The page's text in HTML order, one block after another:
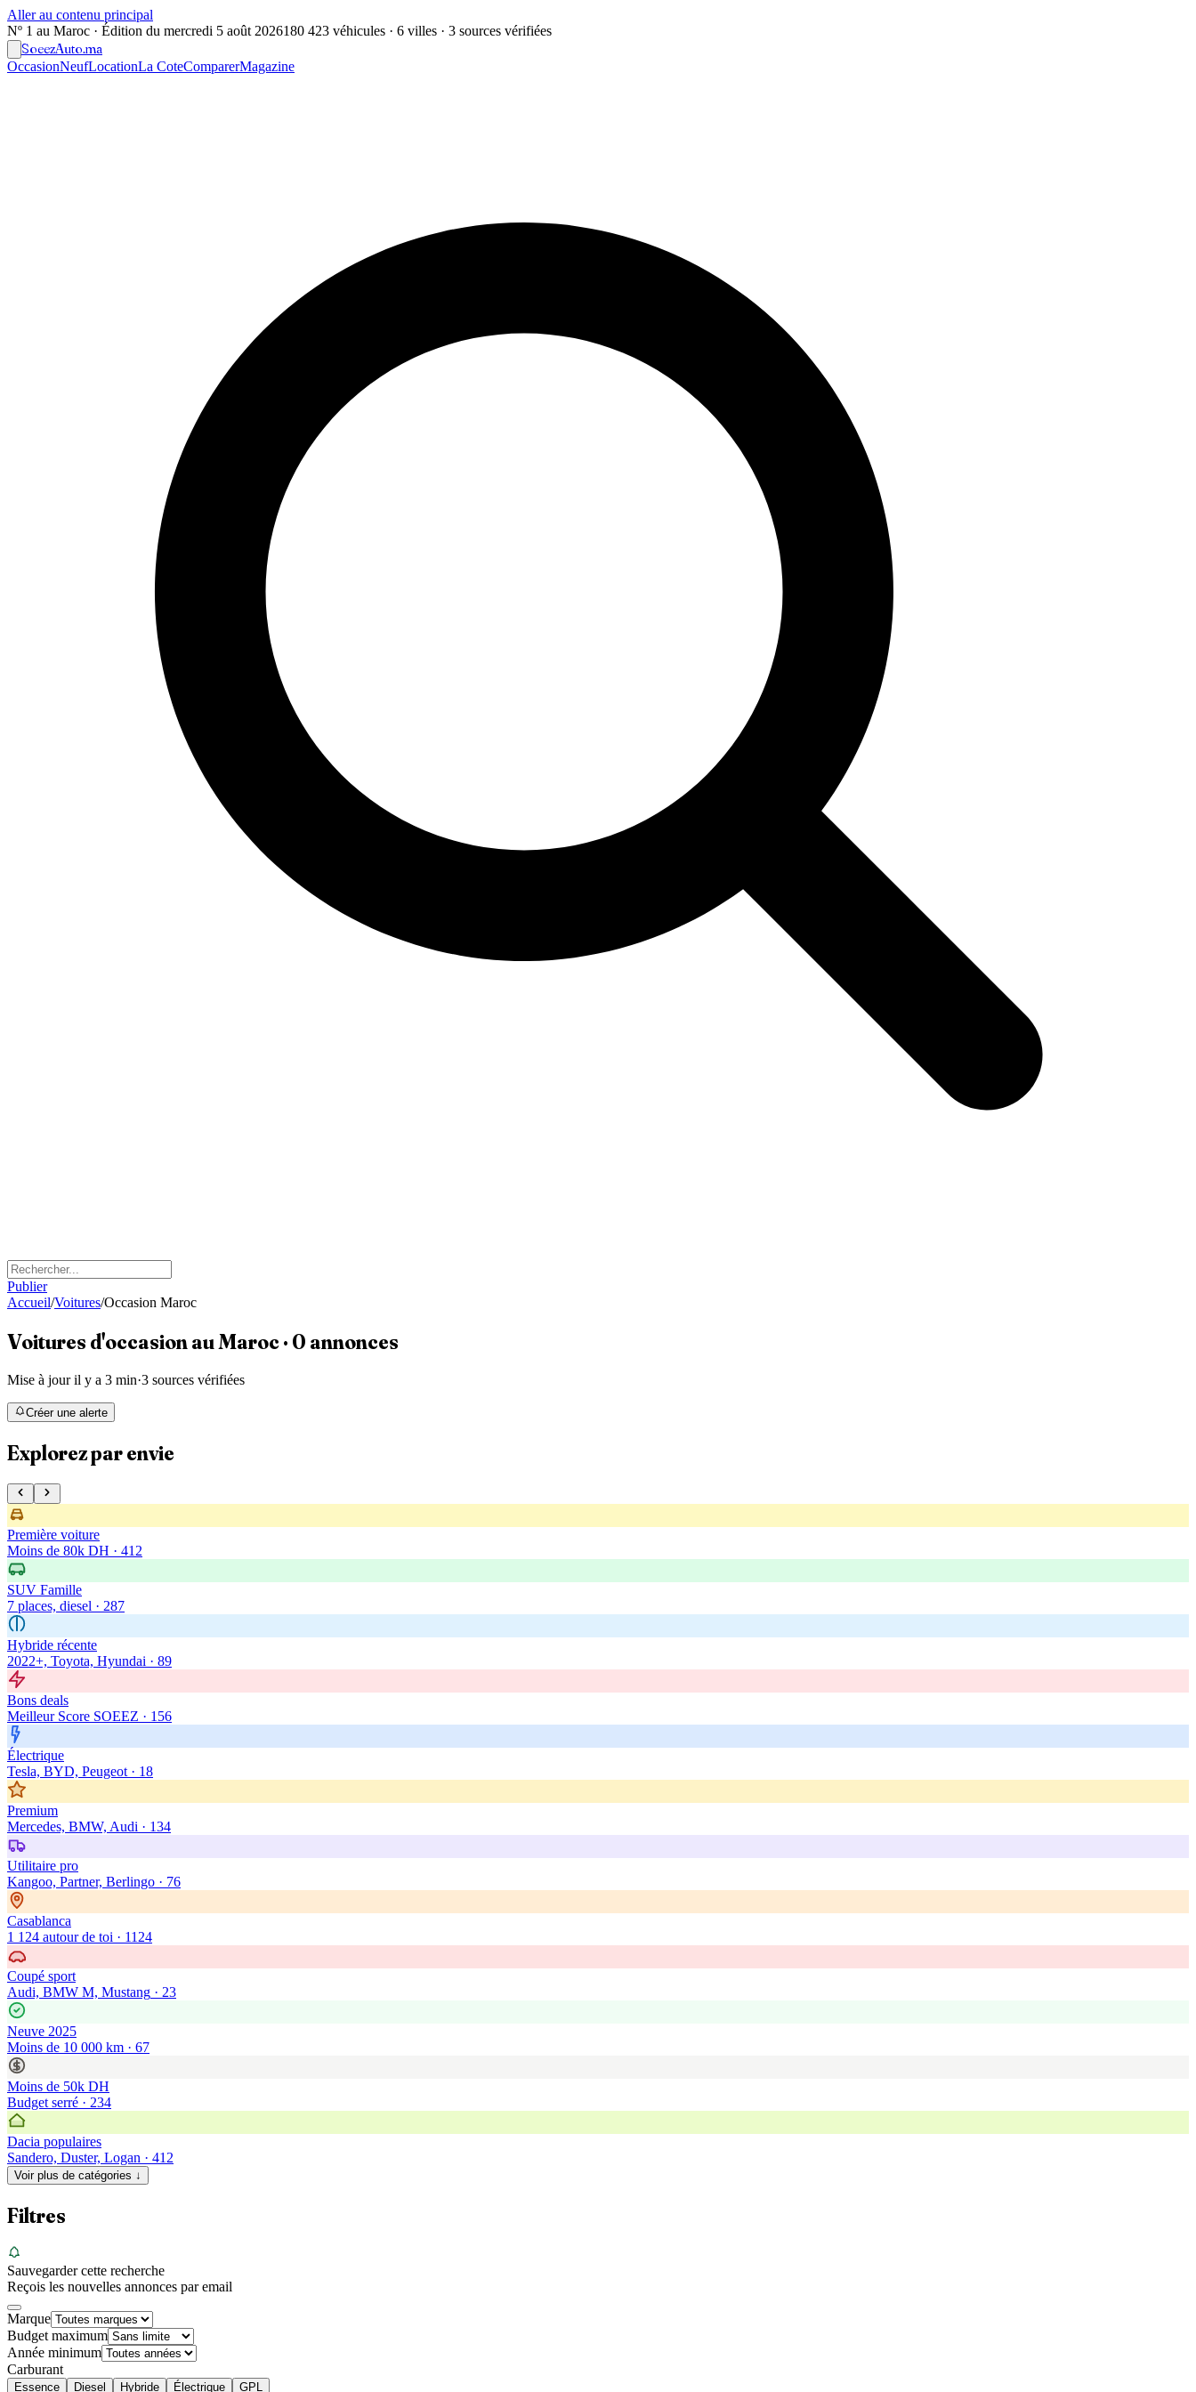
Aller au contenu principal
Nº 1 au Maroc · Édition du mercredi 5 août 2026180 423 véhicules · 6 villes · 3 sources vérifiées
SoeezAuto.ma
OccasionNeufLocationLa CoteComparerMagazine
Publier
Accueil/Voitures/Occasion Maroc
Voitures d'occasionau Maroc· 0 annonces
Mise à jour il y a 3 min·3 sources vérifiées
Créer une alerte
Explorez par envie
Première voiture
Moins de 80k DH · 412
SUV Famille
7 places, diesel · 287
Hybride récente
2022+, Toyota, Hyundai · 89
Bons deals
Meilleur Score SOEEZ · 156
Électrique
Tesla, BYD, Peugeot · 18
Premium
Mercedes, BMW, Audi · 134
Utilitaire pro
Kangoo, Partner, Berlingo · 76
Casablanca
1 124 autour de toi · 1124
Coupé sport
Audi, BMW M, Mustang · 23
Neuve 2025
Moins de 10 000 km · 67
Moins de 50k DH
Budget serré · 234
Dacia populaires
Sandero, Duster, Logan · 412
Voir plus de catégories ↓
Filtres
Sauvegarder cette recherche
Reçois les nouvelles annonces par email
Marque
Budget maximum
Année minimum
Carburant
Essence Diesel Hybride Électrique GPL